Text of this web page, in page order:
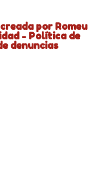
por Romeu
- Política de
denuncias